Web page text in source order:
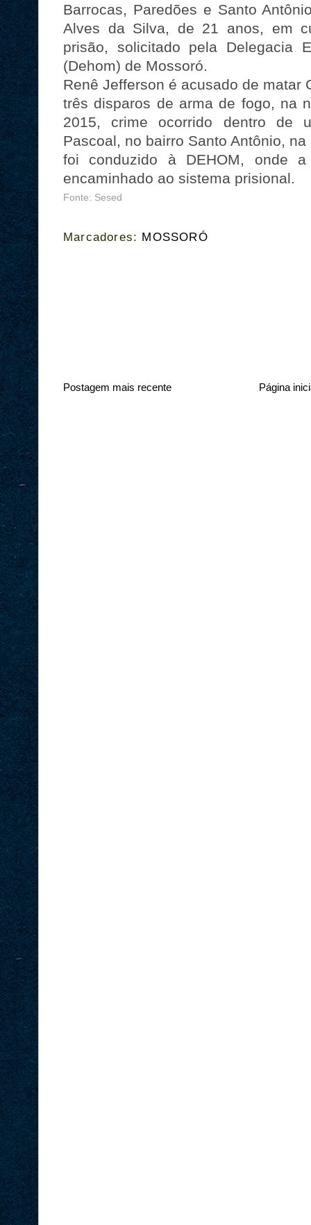
Barrocas, Paredões e Santo
Alves da Silva, de 21 anos, em
prisão, solicitado pela Delegacia
(Dehom) de Mossoró.
Renê Jefferson é acusado de matar
três disparos de arma de fogo, na
2015, crime ocorrido dentro de
Pascoal, no bairro Santo Antônio,
foi conduzido à DEHOM, onde
encaminhado ao sistema prisional.
Fonte: Sesed
Marcadores: MOSSORÓ
Postagem mais recente Página